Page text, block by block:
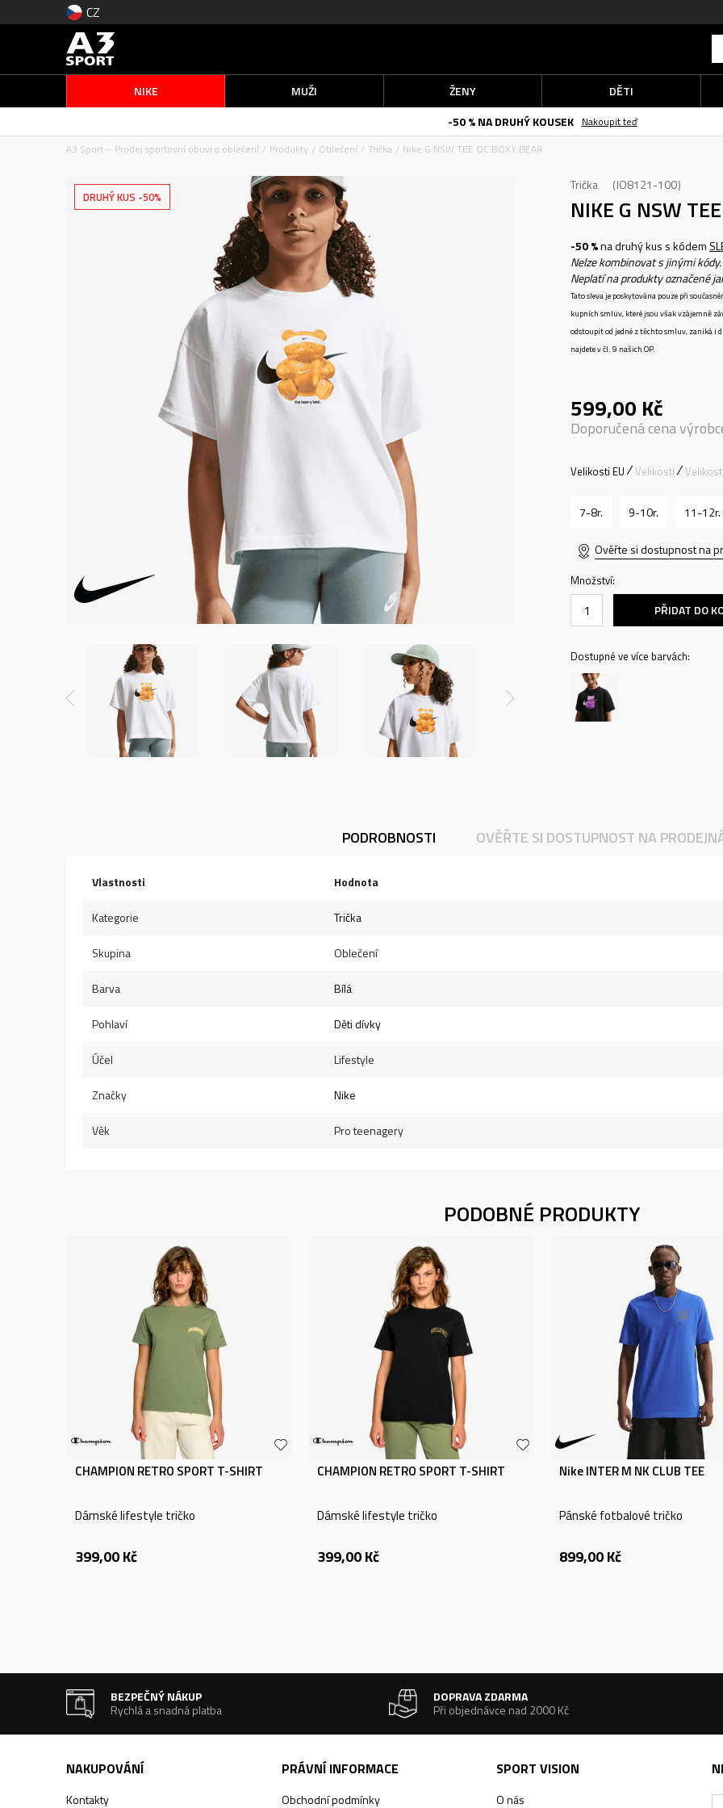
CZ
NIKE MUŽI ŽENY
DĚTI
-50 % NA DRUHÝ KOUSEK
Nakoupit teď
A3 Sport – Prodej sportovní obuvi a oblečení
Produkty Oblečení Trička Nike G NSW TEE OC BOXY BEAR
DRUHÝ KUS -50%
Trička IO8121-100
NIKE G NSW
-50 %na druhý kus s kódem
Nelze kombinovat s jinými kódy.
Neplatí na produkty označené
Tato sleva je poskytována pouze při
kupních smluv, které jsou však vzájemně
odstoupit od jedné z těchto smluv, zaniká i
najdete v čl. 9 našich OP.
599,00 Kč
Doporučená cena
Velikosti EU Velikosti
7-8r. 9-10r. 11-12r.
Ověřte si dostupnost na
Množství:
PŘIDAT DO
Dostupné ve více barvách:
PODROBNOSTI OVĚŘTE SI DOSTUPNOST NA
Vlastnosti Hodnota
Kategorie Trička
Skupina Oblečení
Barva Bílá
Pohlaví Děti dívky
Účel Lifestyle
Značky Nike
Věk Pro teenagery
PODOBNÉ PRODUKTY
CHAMPION RETRO SPORT T-SHIRT
Dámské lifestyle tričko
399,00Kč
CHAMPION RETRO SPORT T-SHIRT
Dámské lifestyle tričko
399,00Kč
Nike INTER M NK CLUB TEE
Pánské fotbalové tričko
899,00Kč
BEZPEČNÝ NÁKUP
Rychlá a snadná platba
DOPRAVA ZDARMA
Při objednávce nad 2000 Kč
NAKUPOVÁNÍ
Kontakty
PRÁVNÍ INFORMACE
Obchodní podmínky
SPORT VISION
O nás